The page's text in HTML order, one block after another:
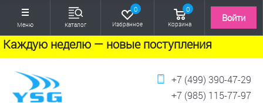
Меню Каталог
0
Избранное
0
Корзина
Войти
Каждую неделю — новые поступления
+7 (499) 390-47-29
+7 (985) 115-77-97